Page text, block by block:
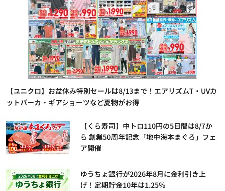
【ユニクロ】お盆休み特別セールは8/13まで！エアリズムT・UVカ
ットパーカ・ギアショーツなど夏物がお得
【くら寿司】中トロ110円の5日間は8/7か
ら 創業50周年記念「地中海本まぐろ」フェ
ア開催
ゆうちょ銀行が2026年8月に金利引き上
げ！定期貯金10年は1.25%